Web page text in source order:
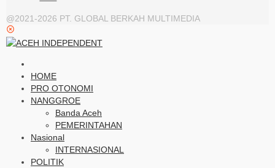
@2021-2026 PT. GLOBAL BERKAH MULTIMEDIA
HOME
PRO OTONOMI
NANGGROE
Banda Aceh
PEMERINTAHAN
Nasional
INTERNASIONAL
POLITIK